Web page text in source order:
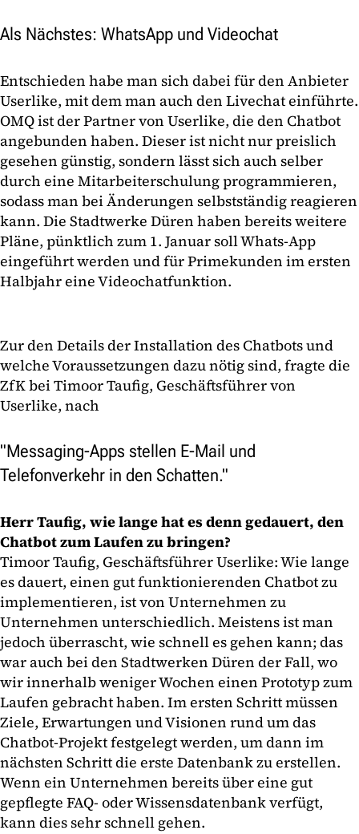
Als Nächstes: WhatsApp und Videochat
Entschieden habe man sich dabei für den Anbieter
Userlike, mit dem man auch den Livechat einführte.
OMQ ist der Partner von Userlike, die den Chatbot
angebunden haben. Dieser ist nicht nur preislich
gesehen günstig, sondern lässt sich auch selber
durch eine Mitarbeiterschulung programmieren,
sodass man bei Änderungen selbstständig reagieren
kann. Die Stadtwerke Düren haben bereits weitere
Pläne, pünktlich zum 1. Januar soll Whats-App
eingeführt werden und für Primekunden im ersten
Halbjahr eine Videochatfunktion.
Zur den Details der Installation des Chatbots und
welche Voraussetzungen dazu nötig sind, fragte die
ZfK bei Timoor Taufig, Geschäftsführer von
Userlike, nach
"Messaging-Apps stellen E-Mail und
Telefonverkehr in den Schatten."
Herr Taufig, wie lange hat es denn gedauert, den
Chatbot zum Laufen zu bringen?
Timoor Taufig, Geschäftsführer Userlike: Wie lange
es dauert, einen gut funktionierenden Chatbot zu
implementieren, ist von Unternehmen zu
Unternehmen unterschiedlich. Meistens ist man
jedoch überrascht, wie schnell es gehen kann; das
war auch bei den Stadtwerken Düren der Fall, wo
wir innerhalb weniger Wochen einen Prototyp zum
Laufen gebracht haben. Im ersten Schritt müssen
Ziele, Erwartungen und Visionen rund um das
Chatbot-Projekt festgelegt werden, um dann im
nächsten Schritt die erste Datenbank zu erstellen.
Wenn ein Unternehmen bereits über eine gut
gepflegte FAQ- oder Wissensdatenbank verfügt,
kann dies sehr schnell gehen.